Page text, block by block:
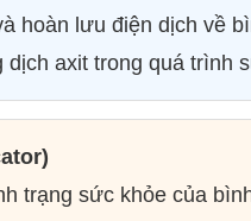
hoàn lưu điện dịch về
axit trong quá trình
trạng sức khỏe của